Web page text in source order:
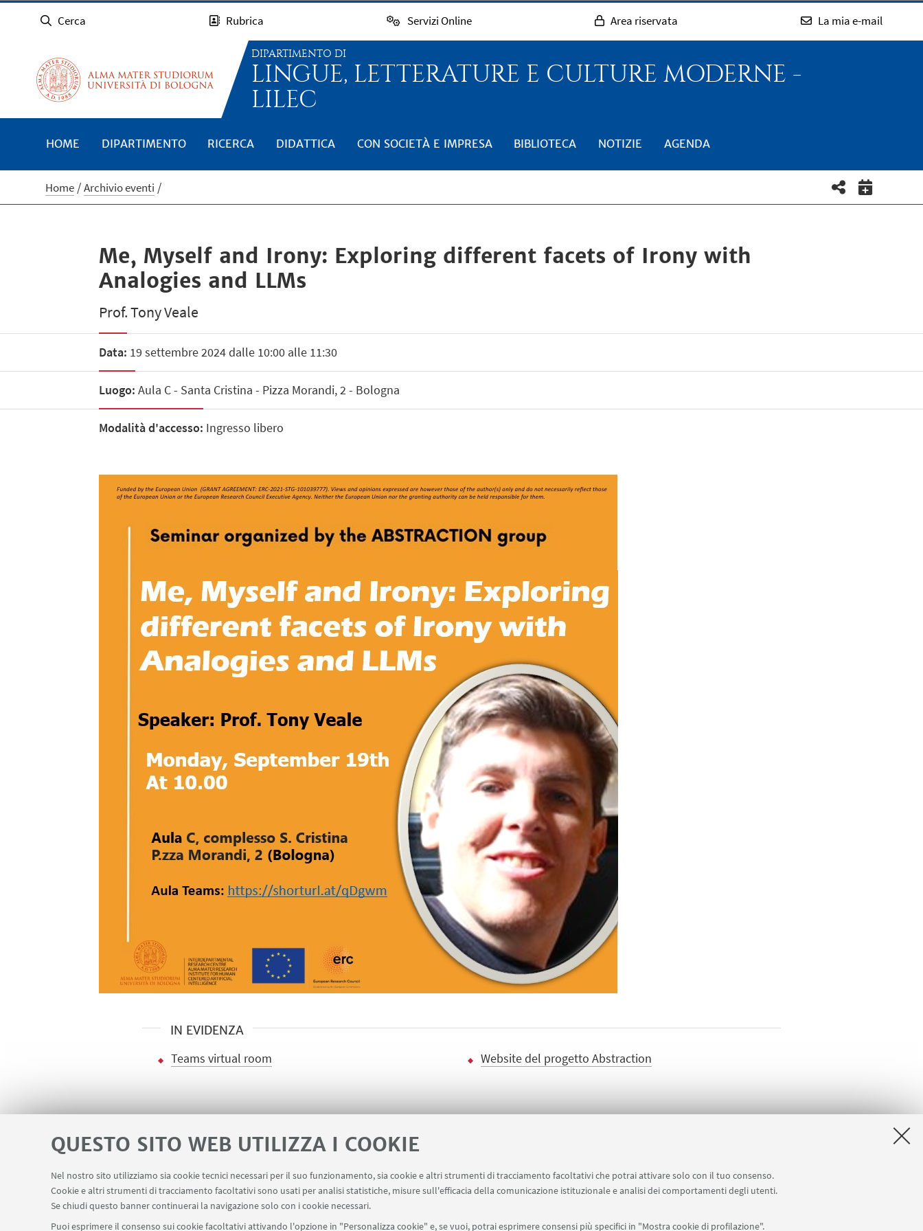
QUESTO SITO WEB UTILIZZA I COOKIE
Nel nostro sito utilizziamo sia cookie tecnici necessari per il suo funzionamento, sia cookie e altri strumenti di tracciamento facoltativi che potrai attivare solo con il tuo consenso.
Cookie e altri strumenti di tracciamento facoltativi sono usati per analisi statistiche, misure sull'efficacia della comunicazione istituzionale e analisi dei comportamenti degli utenti.
Se chiudi questo banner continuerai la navigazione solo con i cookie necessari.
Puoi esprimere il consenso sui cookie facoltativi attivando l'opzione in "Personalizza cookie" e, se vuoi, potrai esprimere consensi più specifici in "Mostra cookie di profilazione".
Cerca Rubrica Servizi Online Area riservata La mia e-mail
DIPARTIMENTO DI
LINGUE, LETTERATURE E CULTURE MODERNE -
LILEC
HOME DIPARTIMENTO RICERCA DIDATTICA CON SOCIETÀ E IMPRESA BIBLIOTECA NOTIZIE AGENDA
Home Archivio eventi
Me, Myself and Irony: Exploring different facets of Irony with
Analogies and LLMs
Prof. Tony Veale
Data: 19 settembre 2024 dalle 10:00 alle 11:30
Luogo: Aula C - Santa Cristina - Pizza Morandi, 2 - Bologna
Modalità d'accesso: Ingresso libero
IN EVIDENZA
Teams virtual room Website del progetto Abstraction
LINK UTILI Servizi interni Area riservata Segnala un evento Contatti